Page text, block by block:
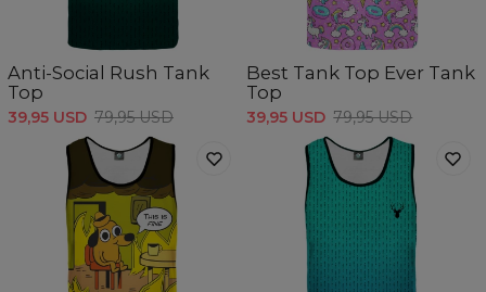
Anti-Social Rush Tank
Top
39,95 USD 79,95 USD
Best Tank Top Ever Tank
Top
39,95 USD 79,95 USD